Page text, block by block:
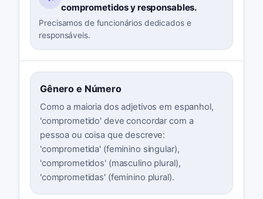
comprometidos y responsables.
Precisamos de funcionários dedicados e
responsáveis.
Gênero e Número
Como a maioria dos adjetivos em espanhol,
'comprometido' deve concordar com a
pessoa ou coisa que descreve:
'comprometida' (feminino singular),
'comprometidos' (masculino plural),
'comprometidas' (feminino plural).